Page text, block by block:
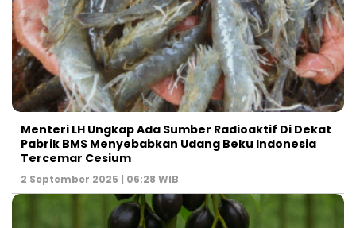
Menteri LH Ungkap Ada Sumber Radioaktif Di Dekat
Pabrik BMS Menyebabkan Udang Beku Indonesia
Tercemar Cesium
2 September 2025 | 06:28 WIB